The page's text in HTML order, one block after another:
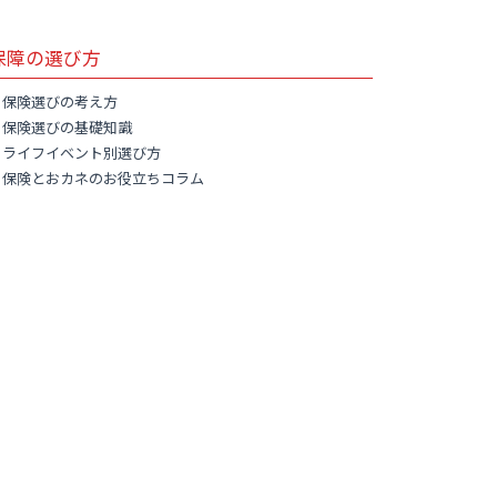
障の選び方
保険選びの考え方
保険選びの基礎知識
ライフイベント別選び方
保険とおカネのお役立ちコラム